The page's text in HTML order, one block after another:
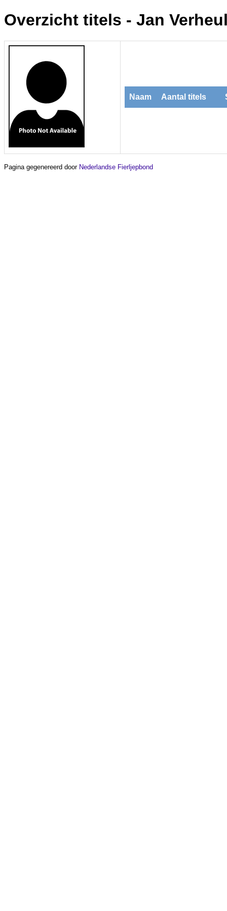
Overzicht titels - Jan
Naam Aantal titels
Pagina gegenereerd door Nederlandse Fierljepbond